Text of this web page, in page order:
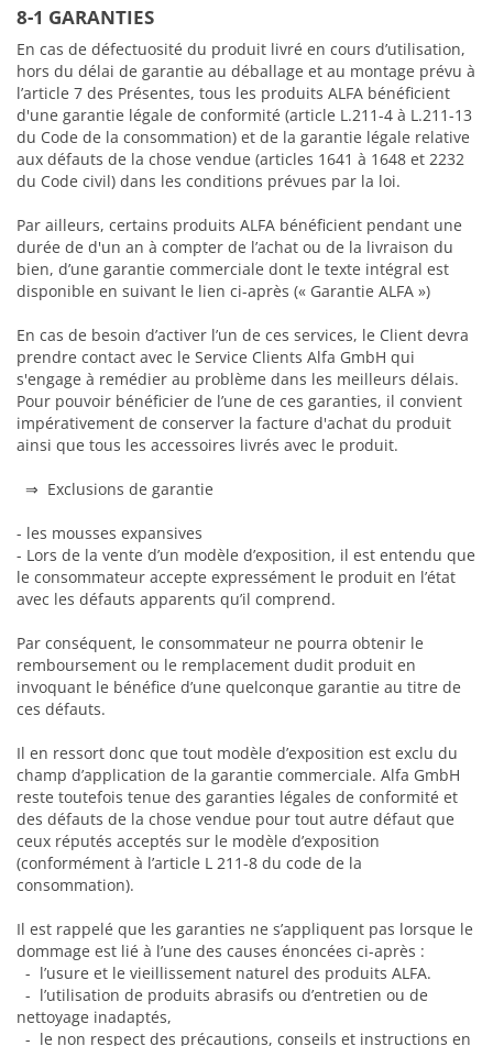
8-1 GARANTIES
En cas de défectuosité du produit livré en cours d’utilisation,
hors du délai de garantie au déballage et au montage prévu à
l’article 7 des Présentes, tous les produits ALFA bénéficient
d'une garantie légale de conformité (article L.211-4 à L.211-13
du Code de la consommation) et de la garantie légale relative
aux défauts de la chose vendue (articles 1641 à 1648 et 2232
du Code civil) dans les conditions prévues par la loi.
Par ailleurs, certains produits ALFA bénéficient pendant une
durée de d'un an à compter de l’achat ou de la livraison du
bien, d’une garantie commerciale dont le texte intégral est
disponible en suivant le lien ci-après (« Garantie ALFA »)
En cas de besoin d’activer l’un de ces services, le Client devra
prendre contact avec le Service Clients Alfa GmbH qui
s'engage à remédier au problème dans les meilleurs délais.
Pour pouvoir bénéficier de l’une de ces garanties, il convient
impérativement de conserver la facture d'achat du produit
ainsi que tous les accessoires livrés avec le produit.
⇒ Exclusions de garantie
- les mousses expansives
- Lors de la vente d’un modèle d’exposition, il est entendu que
le consommateur accepte expressément le produit en l’état
avec les défauts apparents qu’il comprend.
Par conséquent, le consommateur ne pourra obtenir le
remboursement ou le remplacement dudit produit en
invoquant le bénéfice d’une quelconque garantie au titre de
ces défauts.
Il en ressort donc que tout modèle d’exposition est exclu du
champ d’application de la garantie commerciale. Alfa GmbH
reste toutefois tenue des garanties légales de conformité et
des défauts de la chose vendue pour tout autre défaut que
ceux réputés acceptés sur le modèle d’exposition
(conformément à l’article L 211-8 du code de la
consommation).
Il est rappelé que les garanties ne s’appliquent pas lorsque le
dommage est lié à l’une des causes énoncées ci-après :
- l’usure et le vieillissement naturel des produits ALFA.
- l’utilisation de produits abrasifs ou d’entretien ou de
nettoyage inadaptés,
- le non respect des précautions, conseils et instructions en